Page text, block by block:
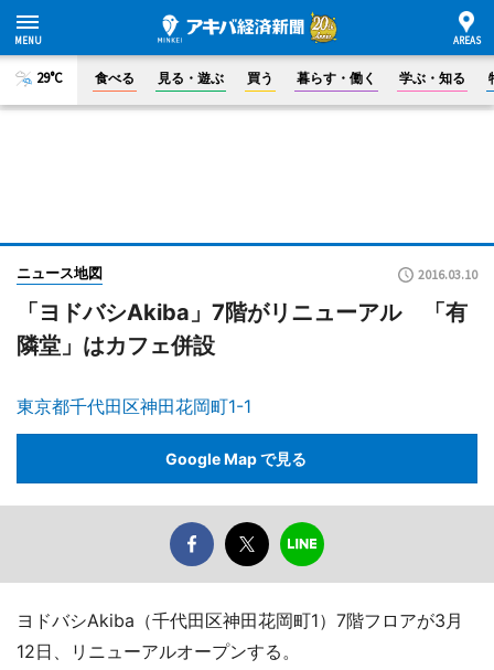
29°C 食べる 見る・遊ぶ 買う 暮らす・働く 学ぶ・知る
ニュース地図 2016.03.10
「ヨドバシAkiba」7階がリニューアル 「有
隣堂」はカフェ併設
東京都千代田区神田花岡町1-1
Google Map で見る
ヨドバシAkiba（千代田区神田花岡町1）7階フロアが3月
12日、リニューアルオープンする。